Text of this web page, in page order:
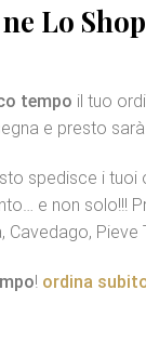
Lo
tempo il tuo
e presto
spedisce i tuoi
e non solo!!!
Cavedago,
! ordina